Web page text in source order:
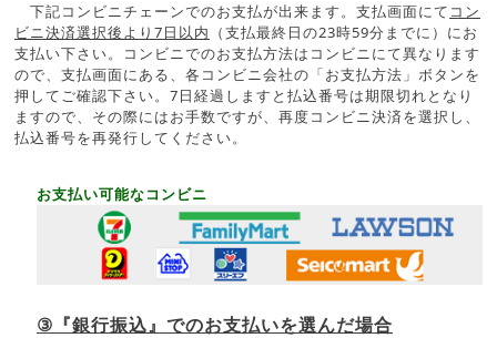
下記コンビニチェーンでのお支払が出来ます。支払画面にて コン
ビニ決済選択後より7日以内 （支払最終日の23時59分までに）にお
支払い下さい。コンビニでのお支払方法はコンビニにて異なります
ので、支払画面にある、各コンビニ会社の「お支払方法」ボタンを
押してご確認下さい。7日経過しますと払込番号は期限切れとなり
ますので、その際にはお手数ですが、再度コンビニ決済を選択し、
払込番号を再発行してください。
お支払い可能なコンビニ
③『銀行振込』でのお支払いを選んだ場合